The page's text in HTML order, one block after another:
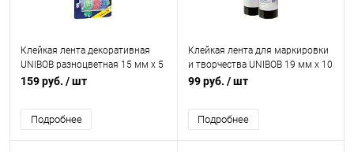
Клейкая лента декоративная
UNIBOB разноцветная 15 мм х 5
м 6 шт/упак
159 руб. / шт
Подробнее
Клейкая лента для маркировки
и творчества UNIBOB 19 мм х 10
м 8 шт
99 руб. / шт
Подробнее